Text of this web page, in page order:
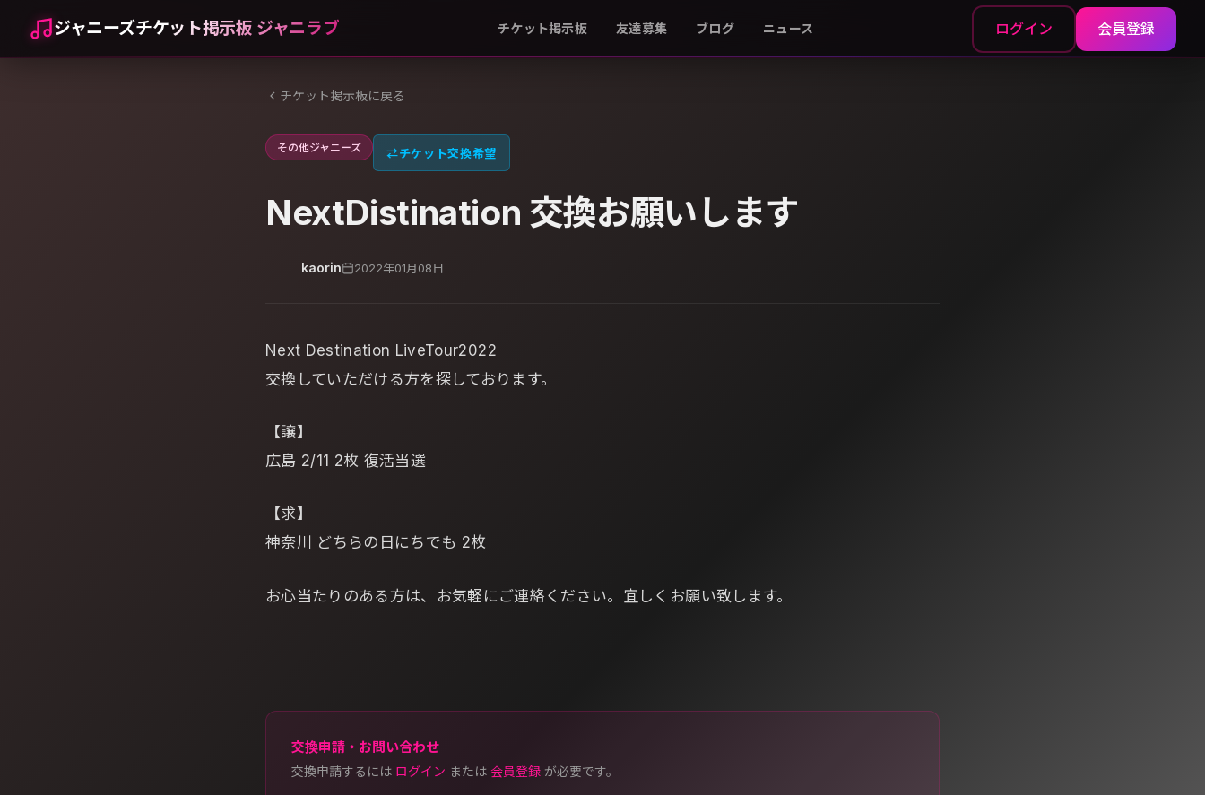
ジャニーズチケット掲示板 ジャニラブ チケット掲示板 友達募集 ブログ ニュース ログイン 会員登録
チケット掲示板に戻る
その他ジャニーズ ⇄チケット交換希望
NextDistination 交換お願いします
kaorin 2022年01月08日
Next Destination LiveTour2022
交換していただける方を探しております。
【譲】
広島 2/11 2枚 復活当選
【求】
神奈川 どちらの日にちでも 2枚
お心当たりのある方は、お気軽にご連絡ください。宜しくお願い致します。
交換申請・お問い合わせ
交換申請するには ログイン または 会員登録 が必要です。